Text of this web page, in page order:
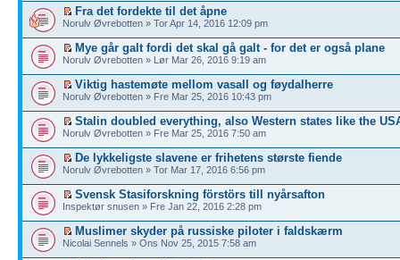
Fra det fordekte til det åpne
Norulv Øvrebotten » Tor Apr 14, 2016 12:09 pm
Mye går galt fordi det skal gå galt - for det er også plane
Norulv Øvrebotten » Lør Mar 26, 2016 9:19 am
Viktig hastemøte mellom vasall og føydalherre
Norulv Øvrebotten » Fre Mar 25, 2016 10:43 pm
Stalin doubled everything, also Western states like the
Norulv Øvrebotten » Fre Mar 25, 2016 7:50 am
De lykkeligste slavene er frihetens største fiende
Norulv Øvrebotten » Tor Mar 17, 2016 6:56 pm
Svensk Stasiforskning förstörs till nyårsafton
Inspektør snusen » Fre Jan 22, 2016 2:28 pm
Muslimer skyder på russiske piloter i faldskærm
Nicolai Sennels » Ons Nov 25, 2015 7:58 am